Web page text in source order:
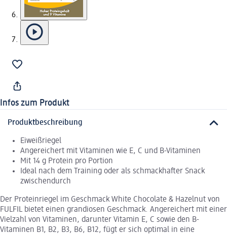
Infos zum Produkt
Produktbeschreibung
Eiweißriegel
Angereichert mit Vitaminen wie E, C und B-Vitaminen
Mit 14 g Protein pro Portion
Ideal nach dem Training oder als schmackhafter Snack
zwischendurch
Der Proteinriegel im Geschmack White Chocolate & Hazelnut von
FULFIL bietet einen grandiosen Geschmack. Angereichert mit einer
Vielzahl von Vitaminen, darunter Vitamin E, C sowie den B-
Vitaminen B1, B2, B3, B6, B12, fügt er sich optimal in eine